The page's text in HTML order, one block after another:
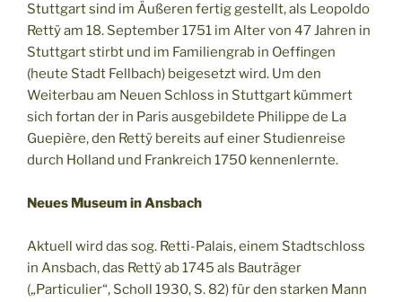
Stuttgart sind im Äußeren fertig gestellt, als Leopoldo
Rettÿ am 18. September 1751 im Alter von 47 Jahren in
Stuttgart stirbt und im Familiengrab in Oeffingen
(heute Stadt Fellbach) beigesetzt wird. Um den
Weiterbau am Neuen Schloss in Stuttgart kümmert
sich fortan der in Paris ausgebildete Philippe de La
Guepière, den Rettÿ bereits auf einer Studienreise
durch Holland und Frankreich 1750 kennenlernte.
Neues Museum in Ansbach
Aktuell wird das sog. Retti-Palais, einem Stadtschloss
in Ansbach, das Rettÿ ab 1745 als Bauträger
(„Particulier“, Scholl 1930, S. 82) für den starken Mann